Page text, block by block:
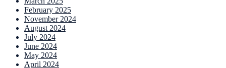
February 2025
November 2024
August 2024
July 2024
June 2024
May 2024
April 2024